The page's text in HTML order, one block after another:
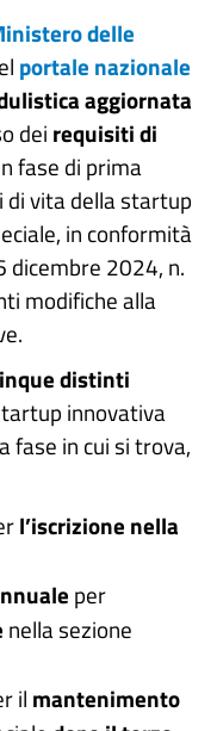
delle
portale nazionale
aggiornata
dei requisiti di
fase di prima
di vita della startup
in conformità
dicembre 2024, n.
modifiche alla
distinti
innovativa
fase in cui si trova,
l’iscrizione nella
per
nella sezione
il mantenimento